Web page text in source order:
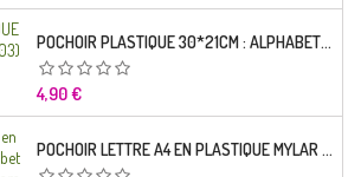
POCHOIR PLASTIQUE 30*21CM : ALPHABET (03)
Prix
4,90 €
POCHOIR LETTRE A4 EN PLASTIQUE MYLAR ALPHABET STYLE STENCIL BOLD 30 MM